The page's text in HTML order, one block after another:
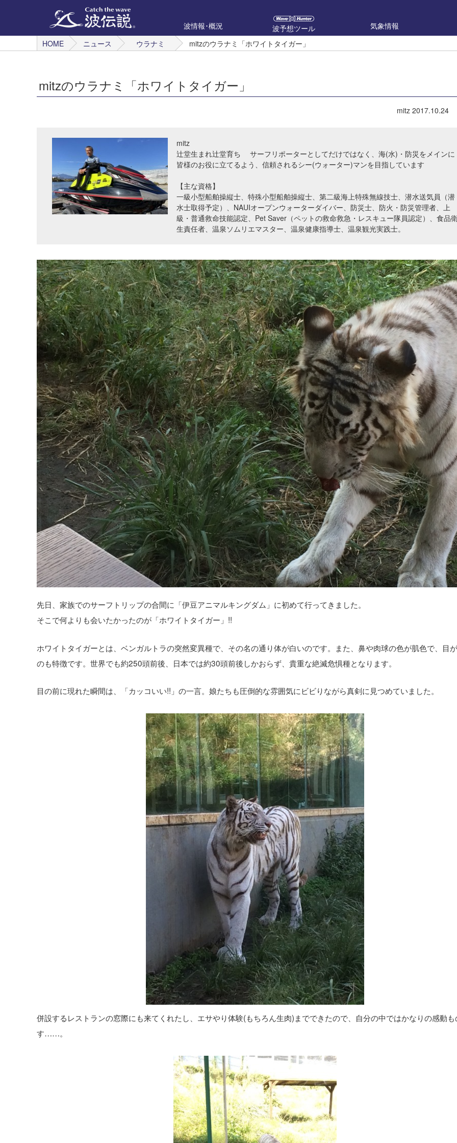
波情報･概況 波予想ツール
気象情報
HOME
ニュース ウラナミ mitzのウラナミ「ホワイトタイガー」
mitzのウラナミ「ホワイトタイガー」
mitz 2017.10.24
mitz
辻堂生まれ辻堂育ち サーフリポーターとしてだけではなく、海(水)・防災をメインに
皆様のお役に立てるよう、信頼されるシー(ウォーター)マンを目指しています
【主な資格】
一級小型船舶操縦士、特殊小型船舶操縦士、第二級海上特殊無線技士、潜水送気員（潜
水士取得予定）、NAUIオープンウォーターダイバー、防災士、防火・防災管理者、上
級・普通救命技能認定、Pet Saver（ペットの救命救急・レスキュー隊員認定）、食品
生責任者、温泉ソムリエマスター、温泉健康指導士、温泉観光実践士。
先日、家族でのサーフトリップの合間に「伊豆アニマルキングダム」に初めて行ってきました。
そこで何よりも会いたかったのが「ホワイトタイガー」!!
ホワイトタイガーとは、ベンガルトラの突然変異種で、その名の通り体が白いのです。また、鼻や肉球の色が肌色で、目
のも特徴です。世界でも約250頭前後、日本では約30頭前後しかおらず、貴重な絶滅危惧種となります。
目の前に現れた瞬間は、「カッコいい!!」の一言。娘たちも圧倒的な雰囲気にビビりながら真剣に見つめていました。
併設するレストランの窓際にも来てくれたし、エサやり体験(もちろん生肉)までできたので、自分の中ではかなりの感動
す……。